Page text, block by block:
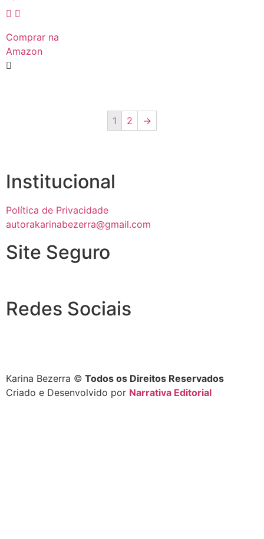
de
5
Comprar na
Amazon
1 2 →
Institucional
Política de Privacidade
autorakarinabezerra@gmail.com
Site Seguro
Redes Sociais
Karina Bezerra ©️ Todos os Direitos Reservados
Criado e Desenvolvido por Narrativa Editorial